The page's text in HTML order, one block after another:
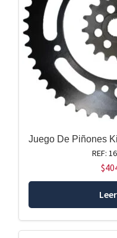
Juego De Piñones
REF:
$